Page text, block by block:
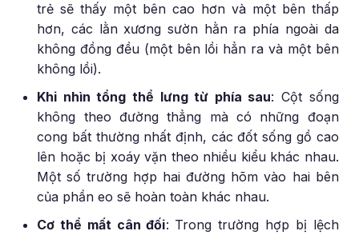
trẻ sẽ thấy một bên cao hơn và một bên thấp
hơn, các lằn xương sườn hằn ra phía ngoài da
không đồng đều (một bên lồi hẳn ra và một bên
không lồi).
Khi nhìn tổng thể lưng từ phía sau: Cột sống
không theo đường thẳng mà có những đoạn
cong bất thường nhất định, các đốt sống gồ cao
lên hoặc bị xoáy vặn theo nhiều kiểu khác nhau.
Một số trường hợp hai đường hõm vào hai bên
của phần eo sẽ hoàn toàn khác nhau.
Cơ thể mất cân đối: Trong trường hợp bị lệch